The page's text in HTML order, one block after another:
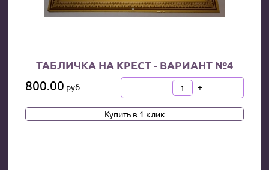
ТАБЛИЧКА НА КРЕСТ - ВАРИАНТ №4
800.00 руб В КОРЗИНУ
- +
Купить в 1 клик